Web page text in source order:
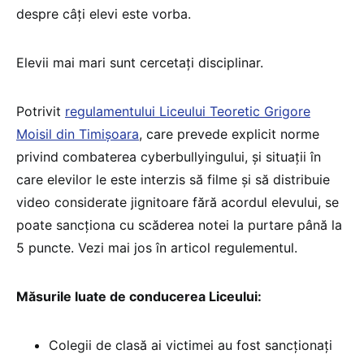
despre câți elevi este vorba.
Elevii mai mari sunt cercetați disciplinar.
Potrivit regulamentului Liceului Teoretic Grigore
Moisil din Timișoara, care prevede explicit norme
privind combaterea cyberbullyingului, și situații în
care elevilor le este interzis să filme și să distribuie
video considerate jignitoare fără acordul elevului, se
poate sancționa cu scăderea notei la purtare până la
5 puncte. Vezi mai jos în articol regulementul.
Măsurile luate de conducerea Liceului:
Colegii de clasă ai victimei au fost sancționați